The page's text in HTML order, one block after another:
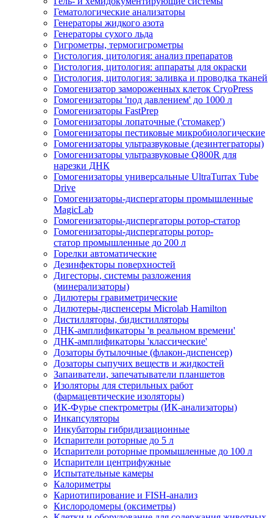
Гематологические анализаторы
Генераторы жидкого азота
Генераторы сухого льда
Гигрометры, термогигрометры
Гистология, цитология: анализ препаратов
Гистология, цитология: аппараты для окраски
Гистология, цитология: заливка и проводка тканей
Гомогенизатор замороженных клеток CryoPress
Гомогенизаторы 'под давлением' до 1000 л
Гомогенизаторы FastPrep
Гомогенизаторы лопаточные ('стомакер')
Гомогенизаторы пестиковые микробиологические
Гомогенизаторы ультразвуковые (дезинтеграторы)
Гомогенизаторы ультразвуковые Q800R для
нарезки ДНК
Гомогенизаторы универсальные UltraTurrax Tube
Drive
Гомогенизаторы-диспергаторы промышленные
MagicLab
Гомогенизаторы-диспергаторы ротор-статор
Гомогенизаторы-диспергаторы ротор-
статор промышленные до 200 л
Горелки автоматические
Дезинфекторы поверхностей
Дигесторы, системы разложения
(минерализаторы)
Дилютеры гравиметрические
Дилютеры-диспенсеры Microlab Hamilton
Дистилляторы, бидистилляторы
ДНК-амплификаторы 'в реальном времени'
ДНК-амплификаторы 'классические'
Дозаторы бутылочные (флакон-диспенсер)
Дозаторы сыпучих веществ и жидкостей
Запаиватели, запечатыватели планшетов
Изоляторы для стерильных работ
(фармацевтические изоляторы)
ИК-Фурье спектрометры (ИК-анализаторы)
Инкапсуляторы
Инкубаторы гибридизационные
Испарители роторные до 5 л
Испарители роторные промышленные до 100 л
Испарители центрифужные
Испытательные камеры
Калориметры
Кариотипирование и FISH-анализ
Кислородомеры (оксиметры)